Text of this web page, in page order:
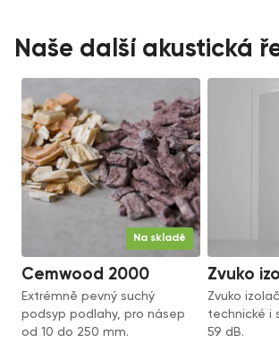
Naše další akustická
Na skladě
Cemwood 2000
Extrémně pevný suchý
podsyp podlahy, pro násep
od 10 do 250 mm.
Zvuko
Zvuko
technické i
59 dB.